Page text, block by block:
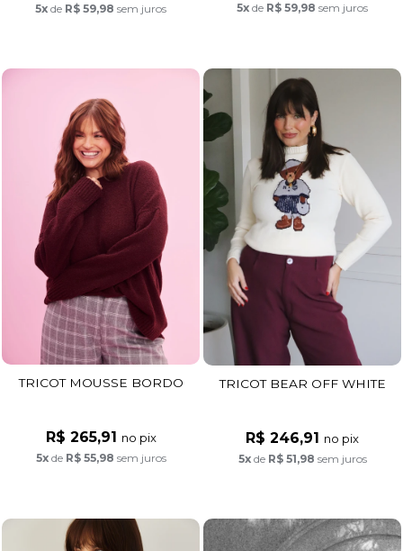
5x de R$ 59,98 sem juros 5x de R$ 59,98 sem juros
TRICOT MOUSSE BORDO
R$ 265,91 no pix
5xde R$ 55,98 sem juros
TRICOT BEAR OFF WHITE
R$ 246,91 no pix
5xde R$ 51,98 sem juros